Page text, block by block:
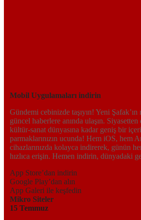
Tarafsız, dinamik ve derinlemesine
bir yelpazede sunduğu haberlerle, hem
neler olup bittiğini anında öğrenin. Dijital
Mobil Uygulamaları indirin
Gündemi cebinizde taşıyın! Yeni
güncel haberlere anında ulaşın.
kültür-sanat dünyasına kadar geniş bir
parmaklarınızın ucunda! Hem iOS, hem
cihazlarınızda kolayca indirerek, günün
hızlıca erişin. Hemen indirin, dünyadaki
App Store’dan indirin
Google Play’dan alın
App Galeri ile keşfedin
Mikro Siteler
15 Temmuz